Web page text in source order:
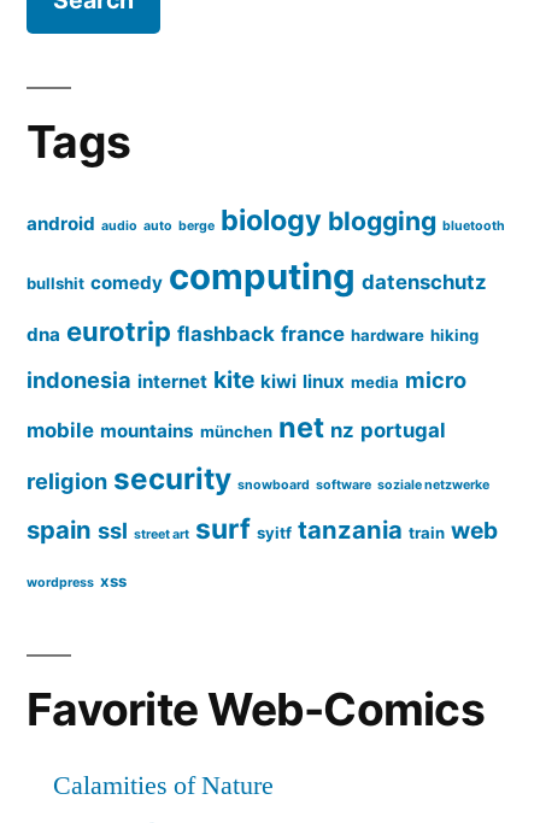
Tags
android audio auto berge biology blogging bluetooth
bullshit comedy computing datenschutz
dna eurotrip flashback france hardware hiking
indonesia internet kite kiwi linux media micro
mobile mountains münchen net nz portugal
religion security snowboard software soziale netzwerke
spain ssl street art surf syitf tanzania train web
wordpress xss
Favorite Web-Comics